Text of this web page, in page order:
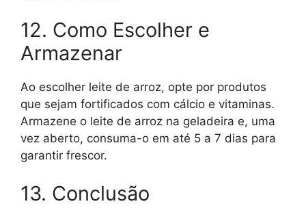
12. Como Escolher e
Armazenar
Ao escolher leite de arroz, opte por produtos
que sejam fortificados com cálcio e vitaminas.
Armazene o leite de arroz na geladeira e, uma
vez aberto, consuma-o em até 5 a 7 dias para
garantir frescor.
13. Conclusão